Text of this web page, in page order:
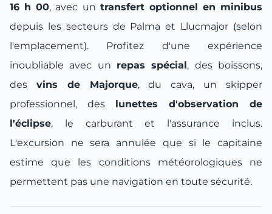
16 h 00, avec un transfert optionnel en minibus
depuis les secteurs de Palma et Llucmajor (selon
l'emplacement). Profitez d'une expérience
inoubliable avec un repas spécial, des boissons,
des vins de Majorque, du cava, un skipper
professionnel, des lunettes d'observation de
l'éclipse, le carburant et l'assurance inclus.
L'excursion ne sera annulée que si le capitaine
estime que les conditions météorologiques ne
permettent pas une navigation en toute sécurité.